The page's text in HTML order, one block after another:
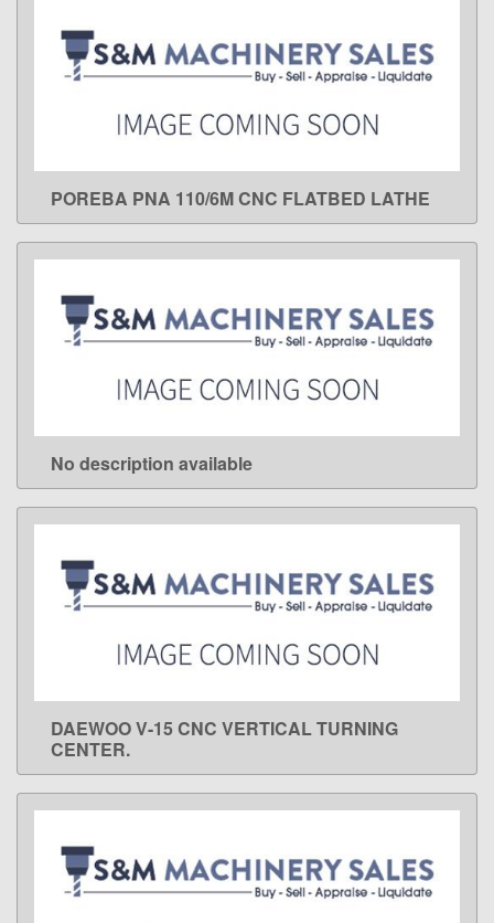
LEARN MORE
POREBA PNA 110/6M CNC FLATBED LATHE
LEARN MORE
No description available
LEARN MORE
DAEWOO V-15 CNC VERTICAL TURNING
CENTER.